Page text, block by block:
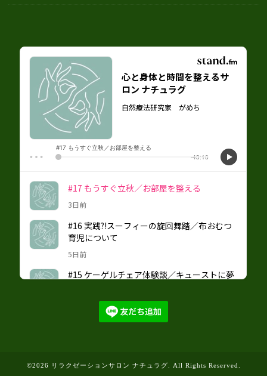
©2026 リラクゼーションサロン ナチュラグ . All Rights Reserved.